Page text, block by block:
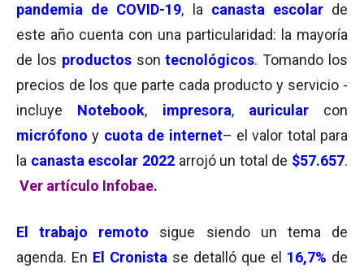
pandemia de COVID-19, la canasta escolarde
este año cuenta con una particularidad: la mayoría
de los productossontecnológicos. Tomando los
precios de los que parte cada producto y servicio -
incluye Notebook, impresora, auricularcon
micrófono y cuota de internet– el valor total para
la canasta escolar 2022 arrojó un total de $57.657.
Ver artículo Infobae.
El trabajo remoto sigue siendo un tema de
agenda. En El Cronista se detalló que el 16,7% de